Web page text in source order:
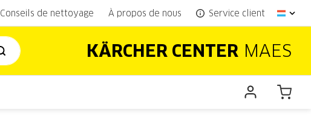
Conseils de nettoyage À propos de nous Service client
KÄRCHER CENTER MAES